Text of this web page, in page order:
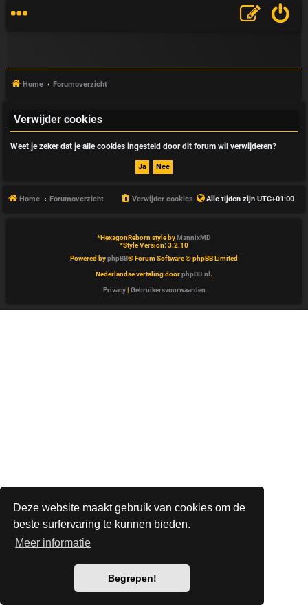
Deze website maakt gebruik van cookies om de
beste surfervaring te kunnen bieden.
Meer informatie
Begrepen!
V
Home Forumoverzicht
Verwijder cookies
Weet je zeker dat je alle cookies ingesteld door dit forum wil verwijderen?
Home Forumoverzicht Alle tijden zijn UTC+01:00
Verwijder cookies
*HexagonReborn style byMannixMD
*Style Version: 3.2.10
Powered byphpBB® Forum Software © phpBB Limited
Nederlandse vertaling doorphpBB.nl .
Privacy| Gebruikersvoorwaarden